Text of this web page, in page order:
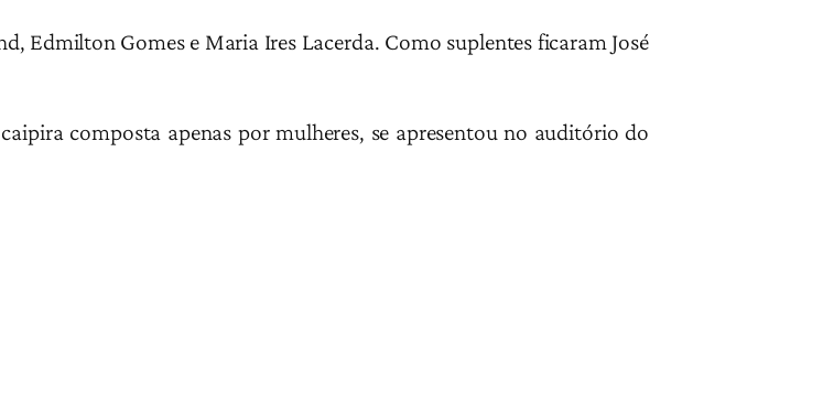
Edmilton Gomes e Maria Ires Lacerda. Como suplentes ficaram José
composta apenas por mulheres, se apresentou no auditório do